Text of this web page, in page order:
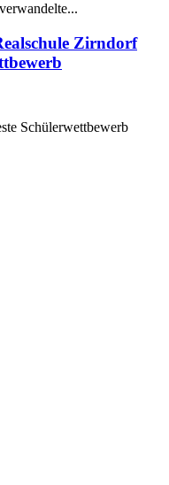
Zirndorf
Schülerwettbewerb